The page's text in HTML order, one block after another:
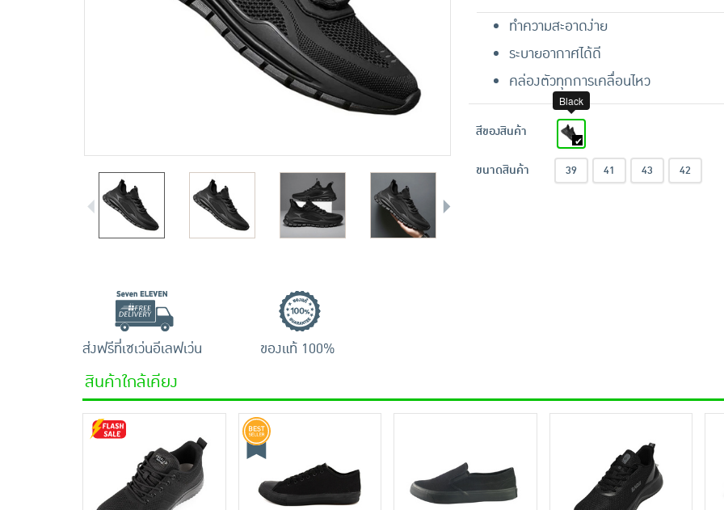
ทำความสะอาดง่าย
ระบายอากาศได้ดี
คล่องตัวทุกการเคลื่อนไหว
สีของสินค้า
Black
ขนาดสินค้า 39 41 43 42
ส่งฟรีที่เซเว่นอีเลฟเว่น ของแท้ 100%
สินค้าใกล้เคียง